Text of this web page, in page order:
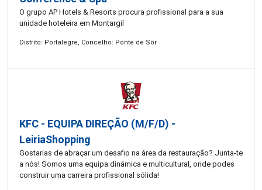
O grupo AP Hotels & Resorts procura profissional para a sua
unidade hoteleira em Montargil
Distrito: Portalegre, Concelho: Ponte de Sôr
KFC - EQUIPA DIREÇÃO (m/f/d) -
LeiriaShopping
Gostarias de abraçar um desafio na área da restauração? Junta-te
a nós! Somos uma equipa dinâmica e multicultural, onde podes
construir uma carreira profissional sólida!